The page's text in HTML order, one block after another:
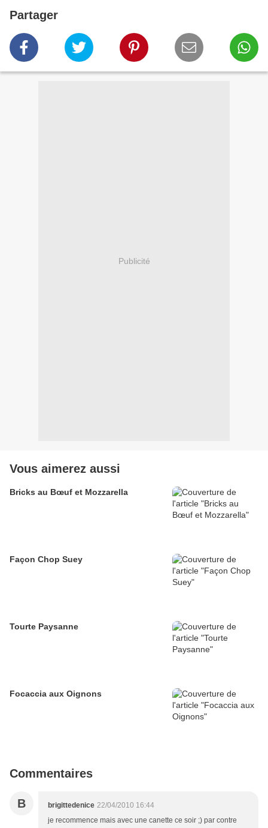
Partager
Publicité
Vous aimerez aussi
Bricks au Bœuf et Mozzarella
Façon Chop Suey
Tourte Paysanne
Focaccia aux Oignons
Commentaires
B brigittedenice 22/04/2010 16:44
je recommence mais avec une canette ce soir ;) par contre